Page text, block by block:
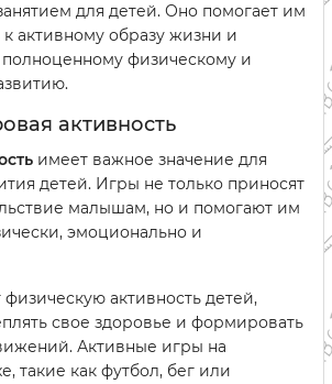
для детей. Оно помогает им
активному образу жизни и
полноценному физическому и
активность
имеет важное значение для
детей. Игры не только приносят
малышам, но и помогают им
эмоционально и
активность детей,
свое здоровье и формировать
Активные игры на
такие как футбол, бег или